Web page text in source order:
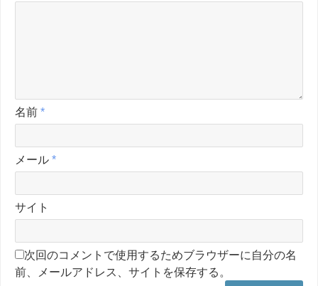
名前 *
メール *
サイト
次回のコメントで使用するためブラウザーに自分の名
前、メールアドレス、サイトを保存する。